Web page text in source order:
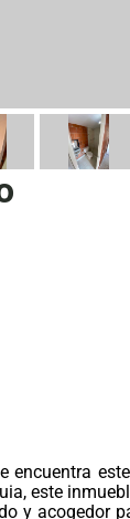
encuentra
este
y acogedor